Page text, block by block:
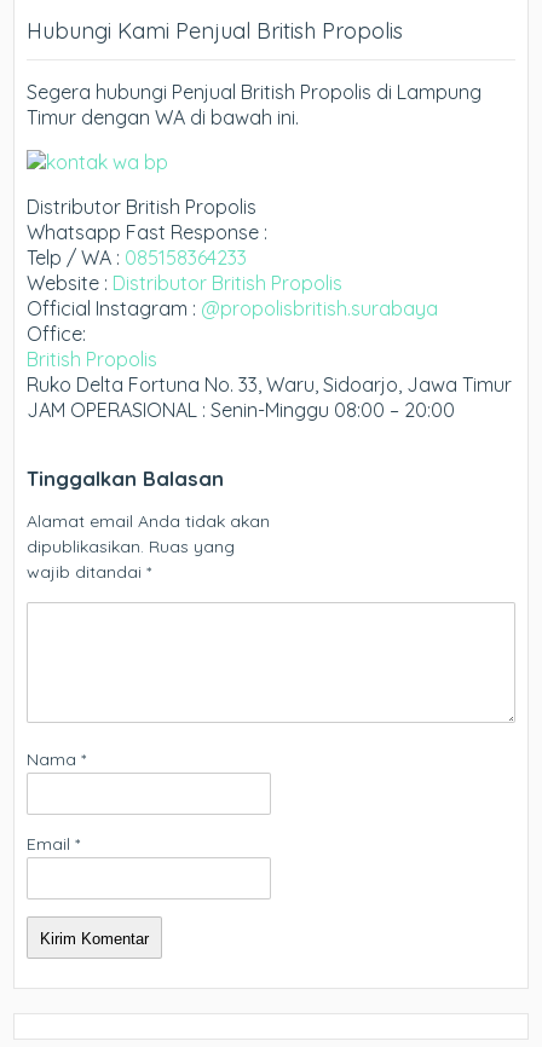
Hubungi Kami Penjual British Propolis
Segera hubungi Penjual British Propolis di Lampung
Timur dengan WA di bawah ini.
Distributor British Propolis
Whatsapp Fast Response :
Telp / WA : 085158364233
Website : Distributor British Propolis
Official Instagram : @propolisbritish.surabaya
Office:
British Propolis
Ruko Delta Fortuna No. 33, Waru, Sidoarjo, Jawa Timur
JAM OPERASIONAL : Senin-Minggu 08:00 – 20:00
Tinggalkan Balasan
Alamat email Anda tidak akan
dipublikasikan. Ruas yang
wajib ditandai*
Nama*
Email*